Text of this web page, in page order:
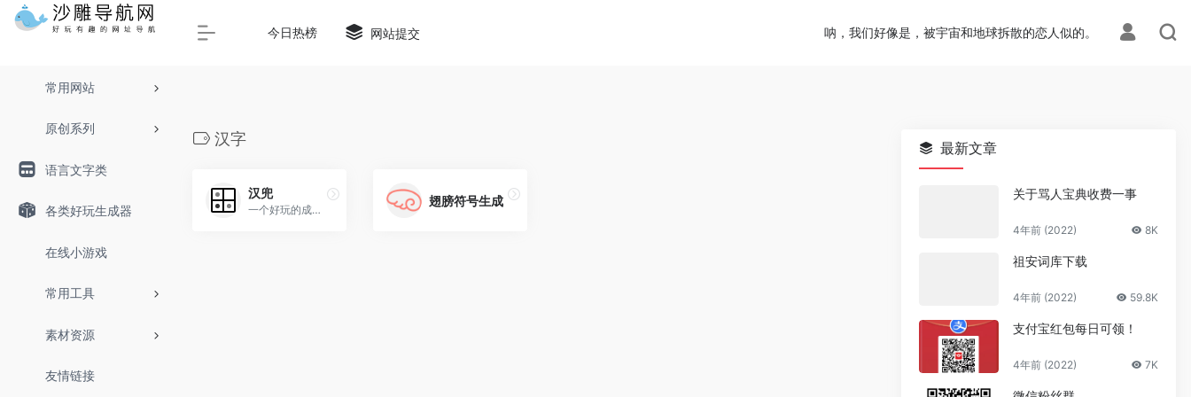
Warning: Array to string conversion in /www/wwwroot/shadiao.pro/wp-content/themes/onenav/inc/wp-optimization.phpon line113
常用网站
原创系列
语言文字类
各类好玩生成器
在线小游戏
常用工具
素材资源
友情链接
今日热榜 网站提交 呐，我们好像是，被宇宙和地球拆散的恋人似的。
汉字
汉兜
一个好玩的成语小游戏！并且...
翅膀符号生成
最新文章
关于骂人宝典收费一事
4年前 (2022) 8K
祖安词库下载
4年前 (2022) 59.8K
支付宝红包每日可领！
4年前 (2022) 7K